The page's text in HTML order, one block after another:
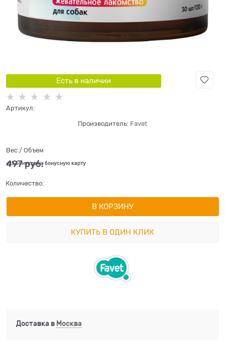
Есть в наличии
Артикул:
Производитель: Favet
Вес / Объем
497 руб.
+15 бонусов на бонусную карту
Количество:
В КОРЗИНУ
КУПИТЬ В ОДИН КЛИК
Доставка в Москва